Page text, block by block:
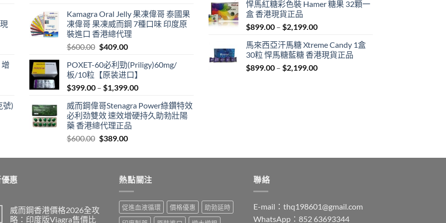
號)
was:
$599.00.
is:
$399.00.
Kamagra Oral Jelly 果凍偉哥 泰國果
凍偉哥 果凍威而鋼 7種口味 印度原
裝進口 香港總代理
$600.00 Original
was:
$600.00.
$409.00Current
is:
$409.00.
POXET-60必利勁(Priligy)60mg/
板/10粒【原装进口】
$399.00 – $1,399.00Price
$399.00
through
威而鋼偉哥Stenagra Power綠鑽特效
必利劲雙效 速效增硬持久助勃壯陽
藥 香港總代理正品
$600.00 Original
was:
$389.00Current
is:
$759.00
$1,939.00
悍馬紅糖彩色裝 Hamer 糖果 32顆一
盒 香港現貨正品
$899.00 – $2,199.00Price
$899.00
through
$2,199.00
馬來西亞汗馬糖 Xtreme Candy 1盒
30粒 悍馬糖藍糖 香港現貨正品
$899.00 – $2,199.00Price
惠
威而鋼香港價格2026全攻
略：印度版Viagra售價比
熱點關注
促進血液循環 價格優惠
助勃延時
聯絡
E-mail： thq198601@gmail.com
WhatsApp：852 63693344